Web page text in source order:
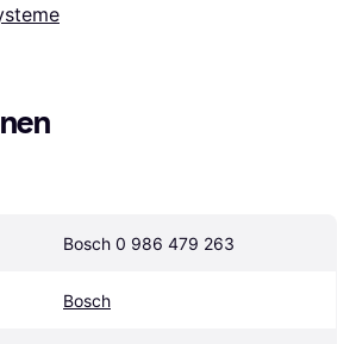
Bosch 0 986 479 263
Bosch